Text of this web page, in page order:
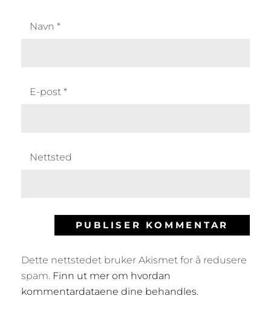
Navn *
E-post *
Nettsted
Dette nettstedet bruker Akismet for å redusere
spam. Finn ut mer om hvordan
kommentardataene dine behandles.